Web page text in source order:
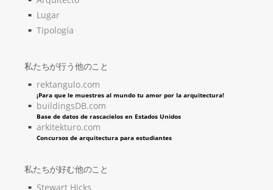
Lugar
Tipología
私たちが行う他のこと
rektangulo.com
¡Para que le muestres al mundo tu amor por la arquitectura!
buildingsDB.com
Base de datos de rascacielos en Estados Unidos
arkitekturo.com
Concursos de arquitectura para estudiantes
私たちが好む他のこと
Stewart Hicks